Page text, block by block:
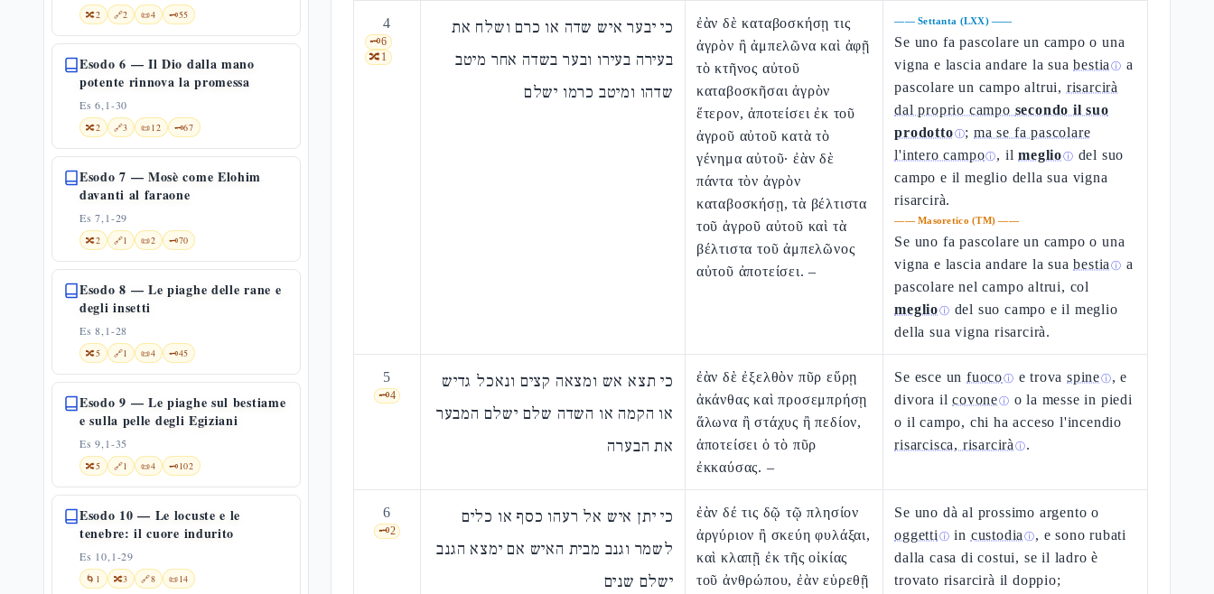
🔀2 🔗2 📜4 🗝️55
Esodo 6 — Il Dio dalla mano
potente rinnova la promessa
Es 6,1-30
🔀2 🔗3 📜12 🗝️67
Esodo 7 — Mosè come Elohim
davanti al faraone
Es 7,1-29
🔀2 🔗1 📜2 🗝️70
Esodo 8 — Le piaghe delle rane e
degli insetti
Es 8,1-28
🔀5 🔗1 📜4 🗝️45
Esodo 9 — Le piaghe sul bestiame
e sulla pelle degli Egiziani
Es 9,1-35
🔀5 🔗1 📜4 🗝️102
Esodo 10 — Le locuste e le
tenebre: il cuore indurito
Es 10,1-29
🌀 1 🔀3 🔗8 📜14
4
🗝️6
🔀1
כי יבער איש שדה או כרם ושלח את
בעירה בעירו ובער בשדה אחר מיטב
שדהו ומיטב כרמו ישלם
ἐὰν δὲ καταβοσκήσῃ τις
ἀγρὸν ἢ ἀμπελῶνα καὶ ἀφῇ
τὸ κτῆνος αὐτοῦ
καταβοσκῆσαι ἀγρὸν
ἕτερον, ἀποτείσει ἐκ τοῦ
ἀγροῦ αὐτοῦ κατὰ τὸ
γένημα αὐτοῦ· ἐὰν δὲ
πάντα τὸν ἀγρὸν
καταβοσκήσῃ, τὰ βέλτιστα
τοῦ ἀγροῦ αὐτοῦ καὶ τὰ
βέλτιστα τοῦ ἀμπελῶνος
αὐτοῦ ἀποτείσει. –
——Settanta (LXX)——
Se uno fa pascolare un campo o una
vigna e lascia andare la suabestia ⓘ a
pascolare un campo altrui, risarcirà
dal proprio campo secondo il suo
prodottoⓘ;ma se fa pascolare
l'intero campoⓘ, ilmeglioⓘ del suo
campo e il meglio della sua vigna
risarcirà.
——Masoretico (TM) ——
Se uno fa pascolare un campo o una
vigna e lascia andare la suabestia ⓘ a
pascolare nel campo altrui, col
meglioⓘ del suo campo e il meglio
della sua vigna risarcirà.
5
🗝️4
כי תצא אש ומצאה קצים ונאכל גדיש
או הקמה או השדה שלם ישלם המבער
את הבערה
ἐὰν δὲ ἐξελθὸν πῦρ εὕρῃ
ἀκάνθας καὶ προσεμπρήσῃ
ἅλωνα ἢ στάχυς ἢ πεδίον,
ἀποτείσει ὁ τὸ πῦρ
ἐκκαύσας. –
Se esce unfuocoⓘ e trovaspineⓘ, e
divora ilcovoneⓘ o la messe in piedi
o il campo, chi ha acceso l'incendio
risarcisca, risarcirà ⓘ.
6
🗝️2
כי יתן איש אל רעהו כסף או כלים
לשמר וגנב מבית האיש אם ימצא הגנב
ישלם שנים
ἐὰν δέ τις δῷ τῷ πλησίον
ἀργύριον ἢ σκεύη φυλάξαι,
καὶ κλαπῇ ἐκ τῆς οἰκίας
τοῦ ἀνθρώπου, ἐὰν εὑρεθῇ
Se uno dà al prossimo argento o
oggetti ⓘ in custodia ⓘ, e sono rubati
dalla casa di costui, se il ladro è
trovato risarcirà il doppio;